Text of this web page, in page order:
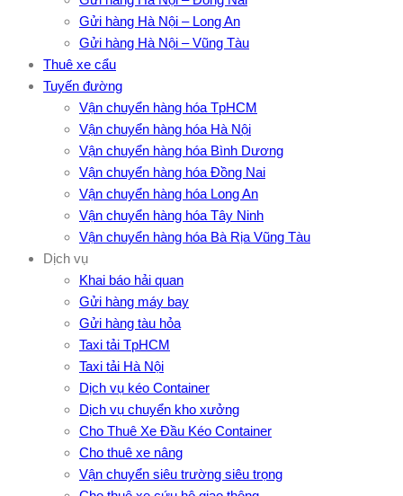
Gửi hàng Hà Nội – Long An
Gửi hàng Hà Nội – Vũng Tàu
Thuê xe cẩu
Tuyến đường
Vận chuyển hàng hóa TpHCM
Vận chuyển hàng hóa Hà Nội
Vận chuyển hàng hóa Bình Dương
Vận chuyển hàng hóa Đồng Nai
Vận chuyển hàng hóa Long An
Vận chuyển hàng hóa Tây Ninh
Vận chuyển hàng hóa Bà Rịa Vũng Tàu
Dịch vụ
Khai báo hải quan
Gửi hàng máy bay
Gửi hàng tàu hỏa
Taxi tải TpHCM
Taxi tải Hà Nội
Dịch vụ kéo Container
Dịch vụ chuyển kho xưởng
Cho Thuê Xe Đầu Kéo Container
Cho thuê xe nâng
Vận chuyển siêu trường siêu trọng